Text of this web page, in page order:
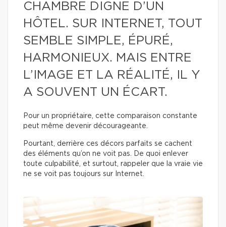
CHAMBRE DIGNE D’UN
HÔTEL. SUR INTERNET, TOUT
SEMBLE SIMPLE, ÉPURÉ,
HARMONIEUX. MAIS ENTRE
L’IMAGE ET LA RÉALITÉ, IL Y
A SOUVENT UN ÉCART.
Pour un propriétaire, cette comparaison constante
peut même devenir décourageante.
Pourtant, derrière ces décors parfaits se cachent
des éléments qu’on ne voit pas. De quoi enlever
toute culpabilité, et surtout, rappeler que la vraie vie
ne se voit pas toujours sur Internet.